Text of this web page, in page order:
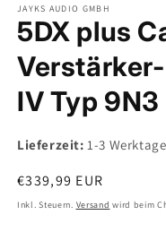
JAYKS AUDIO GMBH
5DX plus
IV Typ
Lieferzeit: 1-3 Werktage
Normaler
Preis
€339,99 EUR
Inkl. Steuern. Versand wird beim